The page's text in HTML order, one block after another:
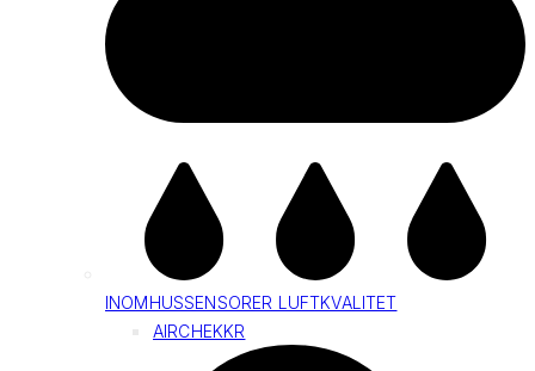
INOMHUSSENSORER LUFTKVALITET
AIRCHEKKR